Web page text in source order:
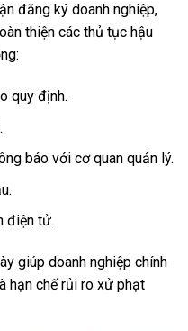
đăng ký doanh nghiệp,
thiện các thủ tục hậu
quy định.
báo với cơ quan quản lý.
điện tử.
giúp doanh nghiệp chính
hạn chế rủi ro xử phạt